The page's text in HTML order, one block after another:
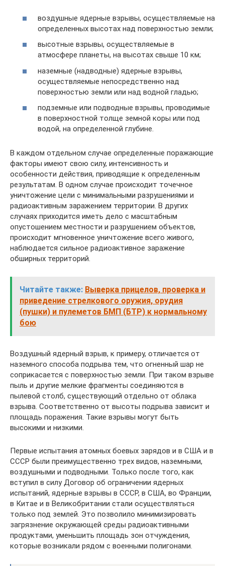
воздушные ядерные взрывы, осуществляемые на
определенных высотах над поверхностью земли;
высотные взрывы, осуществляемые в
атмосфере планеты, на высотах свыше 10 км;
наземные (надводные) ядерные взрывы,
осуществляемые непосредственно над
поверхностью земли или над водной гладью;
подземные или подводные взрывы, проводимые
в поверхностной толще земной коры или под
водой, на определенной глубине.
В каждом отдельном случае определенные поражающие
факторы имеют свою силу, интенсивность и
особенности действия, приводящие к определенным
результатам. В одном случае происходит точечное
уничтожение цели с минимальными разрушениями и
радиоактивным заражением территории. В других
случаях приходится иметь дело с масштабным
опустошением местности и разрушением объектов,
происходит мгновенное уничтожение всего живого,
наблюдается сильное радиоактивное заражение
обширных территорий.
Читайте также: Выверка прицелов, проверка и
приведение стрелкового оружия, орудия
(пушки) и пулеметов БМП (БТР) к нормальному
бою
Воздушный ядерный взрыв, к примеру, отличается от
наземного способа подрыва тем, что огненный шар не
соприкасается с поверхностью земли. При таком взрыве
пыль и другие мелкие фрагменты соединяются в
пылевой столб, существующий отдельно от облака
взрыва. Соответственно от высоты подрыва зависит и
площадь поражения. Такие взрывы могут быть
высокими и низкими.
Первые испытания атомных боевых зарядов и в США и в
СССР были преимущественно трех видов, наземными,
воздушными и подводными. Только после того, как
вступил в силу Договор об ограничении ядерных
испытаний, ядерные взрывы в СССР, в США, во Франции,
в Китае и в Великобритании стали осуществляться
только под землей. Это позволило минимизировать
загрязнение окружающей среды радиоактивными
продуктами, уменьшить площадь зон отчуждения,
которые возникали рядом с военными полигонами.